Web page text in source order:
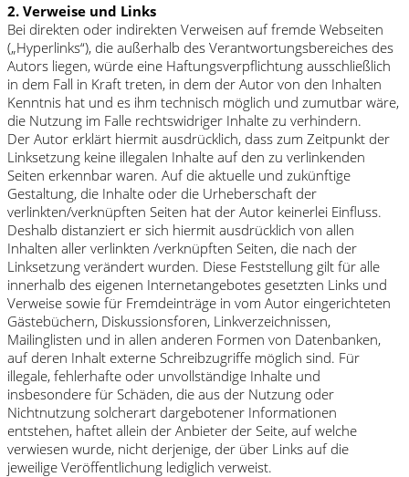
2. Verweise und Links
Bei direkten oder indirekten Verweisen auf fremde Webseiten
(„Hyperlinks“), die außerhalb des Verantwortungsbereiches des
Autors liegen, würde eine Haftungsverpflichtung ausschließlich
in dem Fall in Kraft treten, in dem der Autor von den Inhalten
Kenntnis hat und es ihm technisch möglich und zumutbar wäre,
die Nutzung im Falle rechtswidriger Inhalte zu verhindern.
Der Autor erklärt hiermit ausdrücklich, dass zum Zeitpunkt der
Linksetzung keine illegalen Inhalte auf den zu verlinkenden
Seiten erkennbar waren. Auf die aktuelle und zukünftige
Gestaltung, die Inhalte oder die Urheberschaft der
verlinkten/verknüpften Seiten hat der Autor keinerlei Einfluss.
Deshalb distanziert er sich hiermit ausdrücklich von allen
Inhalten aller verlinkten /verknüpften Seiten, die nach der
Linksetzung verändert wurden. Diese Feststellung gilt für alle
innerhalb des eigenen Internetangebotes gesetzten Links und
Verweise sowie für Fremdeinträge in vom Autor eingerichteten
Gästebüchern, Diskussionsforen, Linkverzeichnissen,
Mailinglisten und in allen anderen Formen von Datenbanken,
auf deren Inhalt externe Schreibzugriffe möglich sind. Für
illegale, fehlerhafte oder unvollständige Inhalte und
insbesondere für Schäden, die aus der Nutzung oder
Nichtnutzung solcherart dargebotener Informationen
entstehen, haftet allein der Anbieter der Seite, auf welche
verwiesen wurde, nicht derjenige, der über Links auf die
jeweilige Veröffentlichung lediglich verweist.